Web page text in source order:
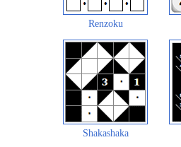
Renzoku
Shakashaka